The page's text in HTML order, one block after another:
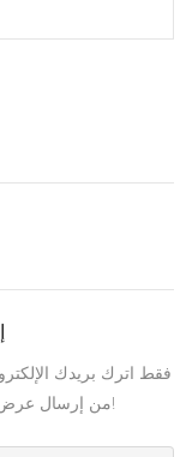
فقط اترك بريدك
من إرسال عرض أسعار مجاني لنا لمجموعة واسعة من التصاميم!